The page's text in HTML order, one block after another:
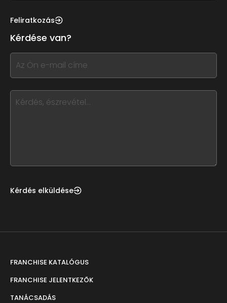
this,
this
form
field
blank
Feliratkozás
Kérdése van?
If
you
this,
Kérdés elküldése
FRANCHISE KATALÓGUS
FRANCHISE JELENTKEZŐK
TANÁCSADÁS